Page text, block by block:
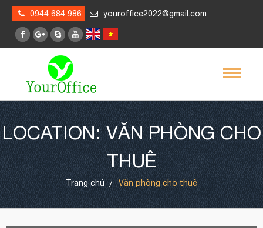
0944 684 986 youroffice2022@gmail.com
LOCATION: VĂN PHÒNG CHO
THUÊ
Trang chủ Văn phòng cho thuê